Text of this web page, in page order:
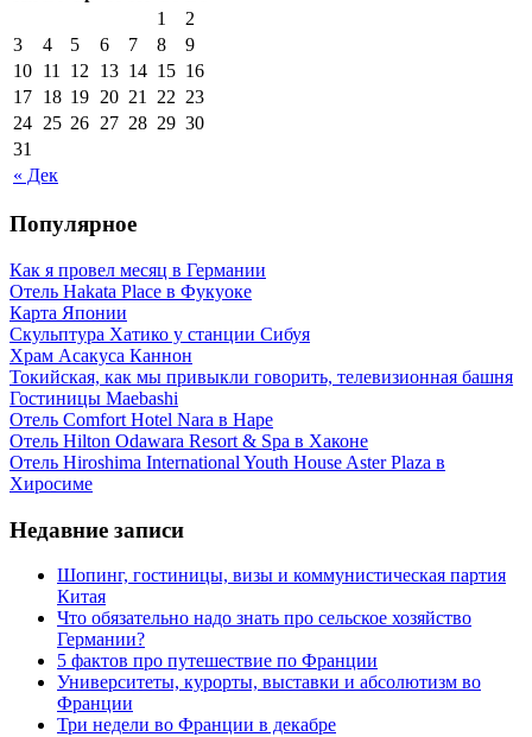
« Дек
1
2
3
4 5 6 7 8
9
10 11 12 13 14 15 16
17 18 19 20 21 22 23
24 25 26 27 28 29 30
31
Популярное
Как я провел месяц в Германии
Отель Hakata Place в Фукуоке
Карта Японии
Скульптура Хатико у станции Сибуя
Храм Асакуса Каннон
Токийская, как мы привыкли говорить, телевизионная башня
Гостиницы Maebashi
Отель Comfort Hotel Nara в Наре
Отель Hilton Odawara Resort & Spa в Хаконе
Отель Hiroshima International Youth House Aster Plaza в
Хиросиме
Недавние записи
Шопинг, гостиницы, визы и коммунистическая партия
Китая
Что обязательно надо знать про сельское хозяйство
Германии?
5 фактов про путешествие по Франции
Университеты, курорты, выставки и абсолютизм во
Франции
Три недели во Франции в декабре